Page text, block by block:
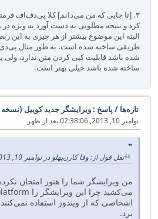
۳. [تا جایی که من می‌دانم] کلا پی‌دف‌اف
کرد و نتیجه مطلوبی به دست آورد به ویژه
البته این موضوع بیشتر از هر چیزی به این
طریقی ساخته شده است. به طور مثال
شده باشد قابلیت کپی کردن متن ندارد،
ساخته شده باشد خیلی بهتر است.
تازه‌ها / پاسخ : ویرایشگر جدید کوییل (نسخه ۰.۵)
نوامبر 10, 2013, 02:38:06 بعد از ظهر
نقل قول از: وفا کارن‌پهلو در نوامبر 10, 2013, 01:46:26 بعد از ظهر
من ویرایشگر شما را هنوز امتحان
اشخاصی که از ویندوز استفاده
برد.